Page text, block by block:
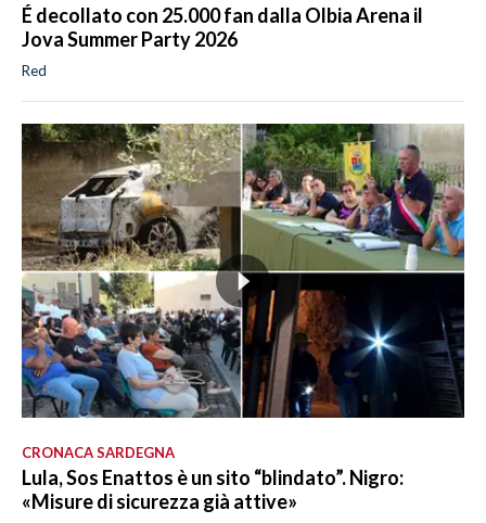
É decollato con 25.000 fan dalla Olbia Arena il
Jova Summer Party 2026
Red
CRONACA SARDEGNA
Lula, Sos Enattos è un sito “blindato”. Nigro:
«Misure di sicurezza già attive»